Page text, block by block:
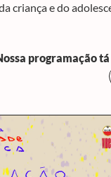
criança e do
programação